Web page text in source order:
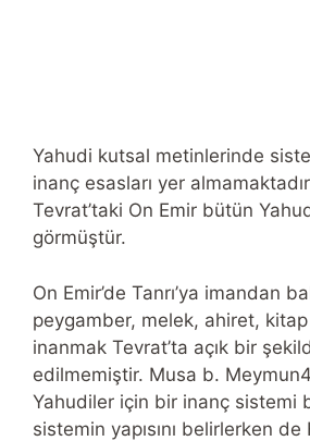
Yahudi kutsal metinlerinde
inanç esasları yer
Tevrat’taki On Emir bütün
görmüştür.
On Emir’de Tanrı’ya imandan
peygamber, melek, ahiret,
inanmak Tevrat’ta açık bir
edilmemiştir. Musa b.
Yahudiler için bir inanç sistemi
sistemin yapısını belirlerken de